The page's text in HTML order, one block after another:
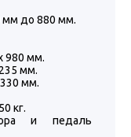
мм до 880 мм.
980 мм.
мм.
мм.
кг.
и педаль